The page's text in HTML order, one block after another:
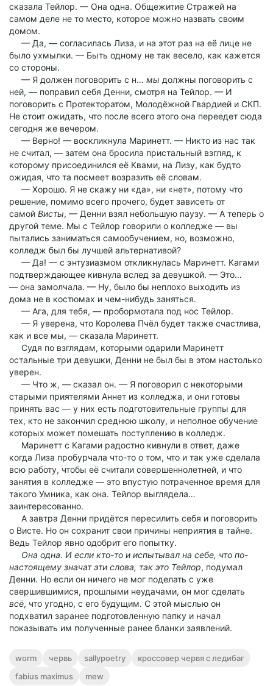
сказала Тейлор. — Она одна. Общежитие Стражей на
самом деле не то место, которое можно назвать своим
домом.
— Да, — согласилась Лиза, и на этот раз на её лице не
было ухмылки. — Быть одному не так весело, как кажется
со стороны.
— Я должен поговорить с н… мы должны поговорить с
ней, — поправил себя Денни, смотря на Тейлор. — И
поговорить с Протекторатом, Молодёжной Гвардией и СКП.
Не стоит ожидать, что после всего этого она переедет сюда
сегодня же вечером.
— Верно! — воскликнула Маринетт. — Никто из нас так
не считал, — затем она бросила пристальный взгляд, к
которому присоединился её Квами, на Лизу, как будто
ожидая, что та посмеет возразить её словам.
— Хорошо. Я не скажу ни «да», ни «нет», потому что
решение, помимо всего прочего, будет зависеть от
самой Висты, — Денни взял небольшую паузу. — А теперь о
другой теме. Мы с Тейлор говорили о колледже — вы
пытались заниматься самообучением, но, возможно,
колледж был бы лучшей альтернативой?
— Да! — с энтузиазмом откликнулась Маринетт. Кагами
подтверждающее кивнула вслед за девушкой. — Это…
— она замолчала. — Ну, было бы неплохо выходить из
дома не в костюмах и чем-нибудь заняться.
— Ага, для тебя, — пробормотала под нос Тейлор.
— Я уверена, что Королева Пчёл будет также счастлива,
как и все мы, — сказала Маринетт.
Судя по взглядам, которыми одарили Маринетт
остальные три девушки, Денни не был бы в этом настолько
уверен.
— Что ж, — сказал он. — Я поговорил с некоторыми
старыми приятелями Аннет из колледжа, и они готовы
принять вас — у них есть подготовительные группы для
тех, кто не закончил среднюю школу, и неполное обучение
которых может помешать поступлению в колледж.
Маринетт с Кагами радостно кивнули в ответ, даже
когда Лиза пробурчала что-то о том, что и так уже сделала
всю работу, чтобы её считали совершеннолетней, и что
занятия в колледже — это впустую потраченное время для
такого Умника, как она. Тейлор выглядела…
заинтересованно.
А завтра Денни придётся пересилить себя и поговорить
о Висте. Но он сохранит свои причины неприятия в тайне.
Ведь Тейлор явно одобрит его попытку.
Она одна. И если кто-то и испытывал на себе, что по-
настоящему значат эти слова, так это Тейлор, подумал
Денни. Но если он ничего не мог поделать с уже
свершившимися, прошлыми неудачами, он мог сделать
всё, что угодно, с его будущим. С этой мыслью он
подхватил заранее подготовленную папку и начал
показывать им полученные ранее бланки заявлений.
worm червь sallypoetry
кроссовер червя с ледибаг
fabius maximus
mew